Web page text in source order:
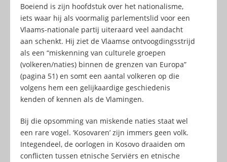
Boeiend is zijn hoofdstuk over het nationalisme,
iets waar hij als voormalig parlementslid voor een
Vlaams-nationale partij uiteraard veel aandacht
aan schenkt. Hij ziet de Vlaamse ontvoogdingsstrijd
als een “miskenning van culturele groepen
(volkeren/naties) binnen de grenzen van Europa”
(pagina 51) en somt een aantal volkeren op die
volgens hem een gelijkaardige geschiedenis
kenden of kennen als de Vlamingen.
Bij die opsomming van miskende naties staat wel
een rare vogel. ‘Kosovaren’ zijn immers geen volk.
Integendeel, de oorlogen in Kosovo draaiden om
conflicten tussen etnische Serviërs en etnische